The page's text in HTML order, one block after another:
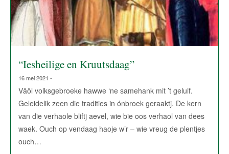
“Iesheilige en Kruutsdaag”
16 mei 2021 -
Väöl volksgebroeke hawwe ‘ne samehank mit ’t geluif.
Geleidelik zeen die tradities in ónbroek geraaktj. De kern
van die verhaole bliftj aevel, wie bie oos verhaol van dees
waek. Ouch op vendaag haoje w’r – wie vreug de plentjes
ouch…